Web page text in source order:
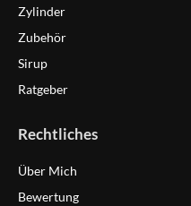
Zylinder
Zubehör
Sirup
Ratgeber
Rechtliches
Über Mich
Bewertung